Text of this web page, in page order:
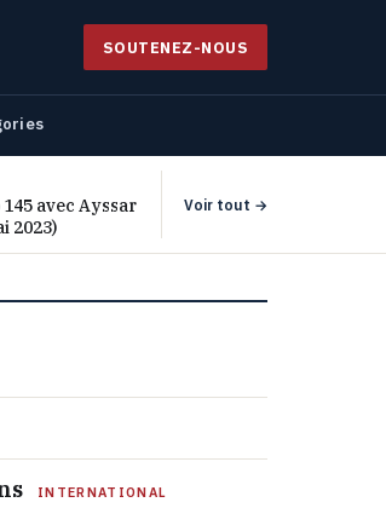
SOUTENEZ-NOUS
avec Ayssar
2023)
Voir tout →
INTERNATIONAL